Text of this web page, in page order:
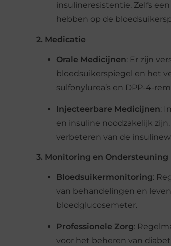
insulineresistentie. Zelfs
hebben op de
2. Medicatie
Orale Medicijnen: Er zijn
bloedsuikerspiegel en het
sulfonylurea’s en DPP-4-
Injecteerbare Medicijnen:
en insuline noodzakelijk
verbeteren van de
3. Monitoring en Ondersteuning
Bloedsuikermonitoring:
van behandelingen en
bloedglucosemeter.
Professionele Zorg:
voor het beheren van